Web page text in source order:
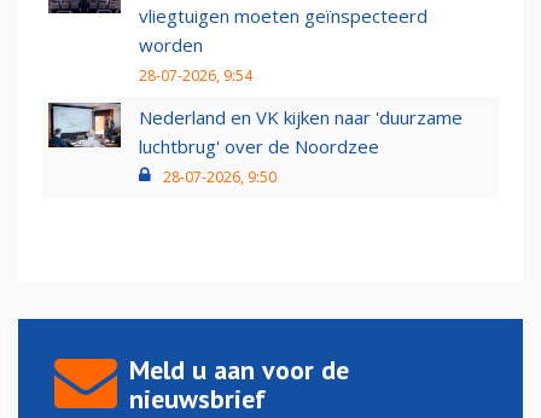
vliegtuigen moeten geïnspecteerd
worden
28-07-2026, 9:54
Nederland en VK kijken naar 'duurzame
luchtbrug' over de Noordzee
28-07-2026, 9:50
Meld u aan voor de
nieuwsbrief